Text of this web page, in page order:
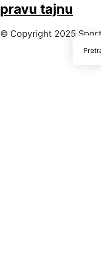
pravu tajnu
© Copyright 2025